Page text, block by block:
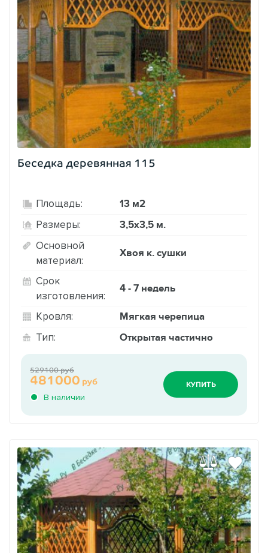
Беседка деревянная 115
Площадь: 13 м2
Размеры: 3,5х3,5 м.
Основной
материал:
Хвоя к. сушки
Срок
изготовления:
4 - 7 недель
Кровля: Мягкая черепица
Тип: Открытая частично
В наличии
481000 руб
529100 руб
КУПИТЬ